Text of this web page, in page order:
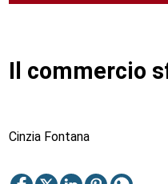
Il commercio
Cinzia Fontana